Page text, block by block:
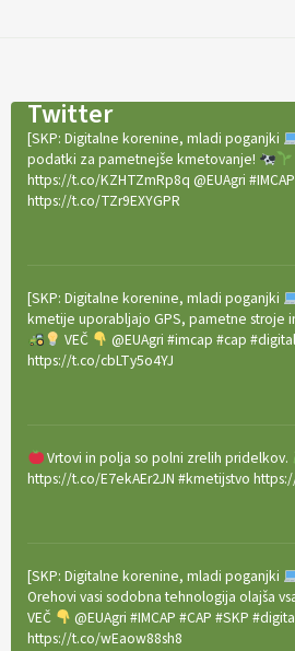
Twitter
[SKP: Digitalne korenine, mladi poganjki
podatki za pametnejše kmetovanje!
https://t.co/KZHTZmRp8q @EUAgri
https://t.co/TZr9EXYGPR
[SKP: Digitalne korenine, mladi poganjki
kmetije uporabljajo GPS, pametne stroje
VEČ
@EUAgri #imcap #cap
https://t.co/cbLTy5o4YJ
Vrtovi in polja so polni zrelih pridelkov.
https://t.co/E7ekAEr2JN #kmetijstvo
[SKP: Digitalne korenine, mladi poganjki
Orehovi vasi sodobna tehnologija olajša
VEČ
@EUAgri #IMCAP #CAP #SKP
https://t.co/wEaow88sh8